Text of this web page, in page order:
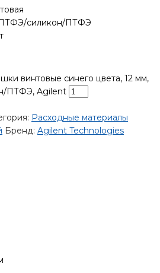
силикон/ПТФЭ
винтовые синего цвета, 12 мм,
ПТФЭ, Agilent
Расходные материалы
Бренд: Agilent Technologies